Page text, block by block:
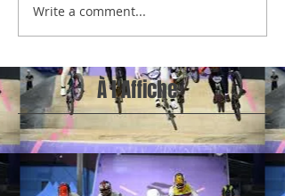
Write a comment...
À l'Affiche